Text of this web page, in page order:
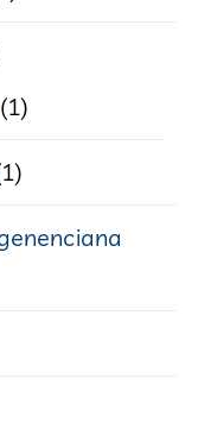
(1)